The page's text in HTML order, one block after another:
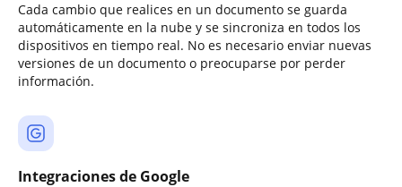
Cada cambio que realices en un documento se guarda
automáticamente en la nube y se sincroniza en todos los
dispositivos en tiempo real. No es necesario enviar nuevas
versiones de un documento o preocuparse por perder
información.
Integraciones de Google